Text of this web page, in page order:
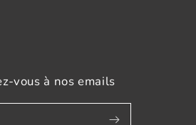
vous à nos emails